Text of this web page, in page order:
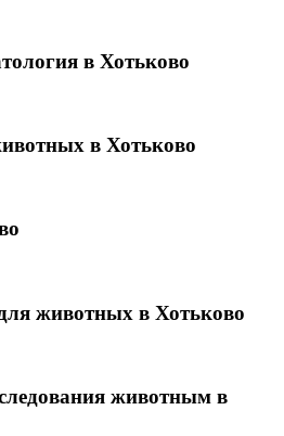
в Хотьково
в Хотьково
животных в Хотьково
животным в